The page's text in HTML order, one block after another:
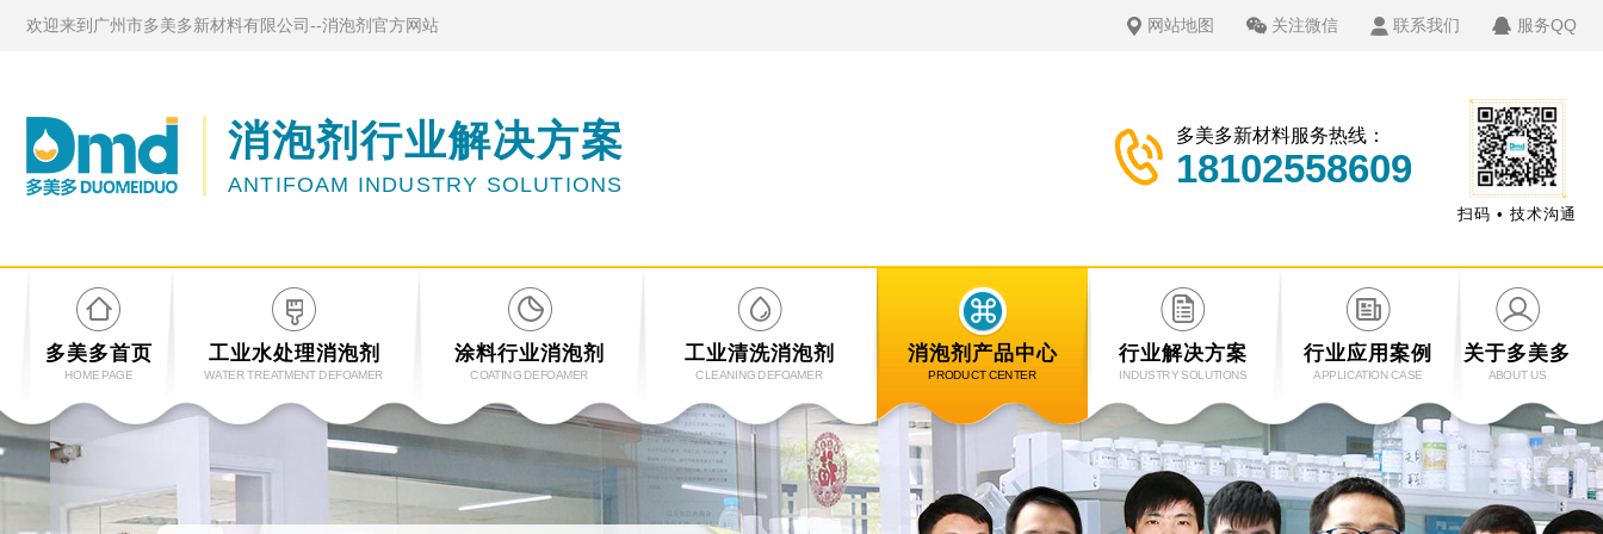
欢迎来到广州市多美多新材料有限公司--消泡剂官方网站 网站地图 关注微信 联系我们 服务QQ
消泡剂行业解决方案
ANTIFOAM INDUSTRY SOLUTIONS
多美多新材料服务热线：
18102558609
扫码 • 技术沟通
多美多首页
HOME PAGE
工业水处理消泡剂
WATER TREATMENT DEFOAMER
涂料行业消泡剂
COATING DEFOAMER
工业清洗消泡剂
CLEANING DEFOAMER
消泡剂产品中心
PRODUCT CENTER
行业解决方案
INDUSTRY SOLUTIONS
行业应用案例
APPLICATION CASE
关于多美多
ABOUT US